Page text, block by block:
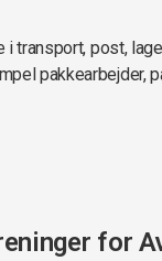
i transport, post,
pakkearbejder,
for